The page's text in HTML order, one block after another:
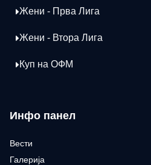
Жени - Прва Лига
Жени - Втора Лига
Куп на ОФМ
Инфо панел
Вести
Галерија